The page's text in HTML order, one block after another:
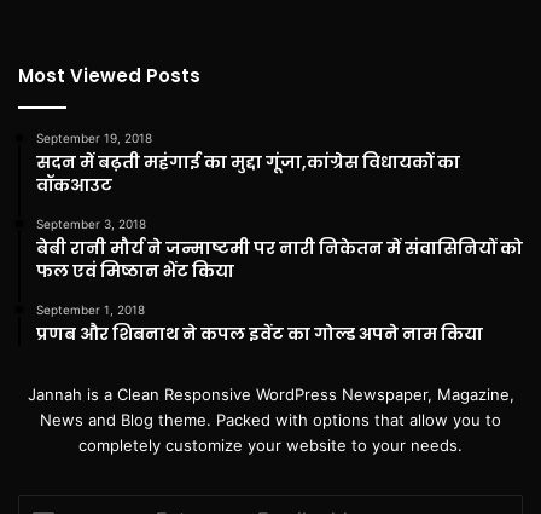
Most Viewed Posts
September 19, 2018
सदन में बढ़ती महंगाई का मुद्दा गूंजा,कांग्रेस विधायकों का
वॉकआउट
September 3, 2018
बेबी रानी मौर्य ने जन्माष्टमी पर नारी निकेतन में संवासिनियों को
फल एवं मिष्ठान भेंट किया
September 1, 2018
प्रणब और शिबनाथ ने कपल इवेंट का गोल्ड अपने नाम किया
Jannah is a Clean Responsive WordPress Newspaper, Magazine,
News and Blog theme. Packed with options that allow you to
completely customize your website to your needs.